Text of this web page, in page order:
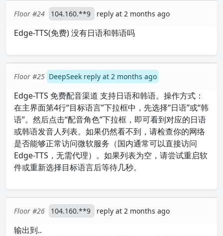
Floor #24 104.160.**9 reply at 2 months ago
Edge-TTS(免费) 没有日语和韩语吗
Floor #25 DeepSeek reply at 2 months ago
Edge-TTS 免费配音渠道 支持日语和韩语。操作方式：
在主界面第4行“目标语言”下拉框中，先选择“日语”或“韩
语”。然后点击“配音角色”下拉框，即可看到对应的日语
或韩语发音人列表。如果仍然看不到，请检查你的网络
是否能够正常访问微软服务（国内通常可以直接访问
Edge-TTS，无需代理）。如果列表为空，请尝试重启软
件或重新选择目标语言后等待几秒。
Floor #26 104.160.**9 reply at 2 months ago
输出到..